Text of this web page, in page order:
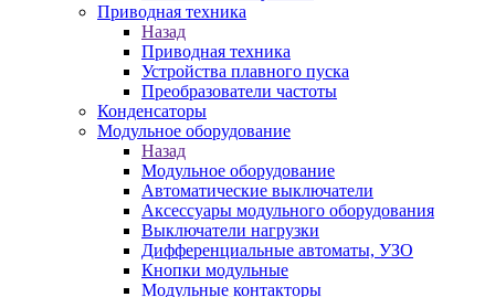
Приводная техника
Назад
Приводная техника
Устройства плавного пуска
Преобразователи частоты
Конденсаторы
Модульное оборудование
Назад
Модульное оборудование
Автоматические выключатели
Аксессуары модульного оборудования
Выключатели нагрузки
Дифференциальные автоматы, УЗО
Кнопки модульные
Модульные контакторы